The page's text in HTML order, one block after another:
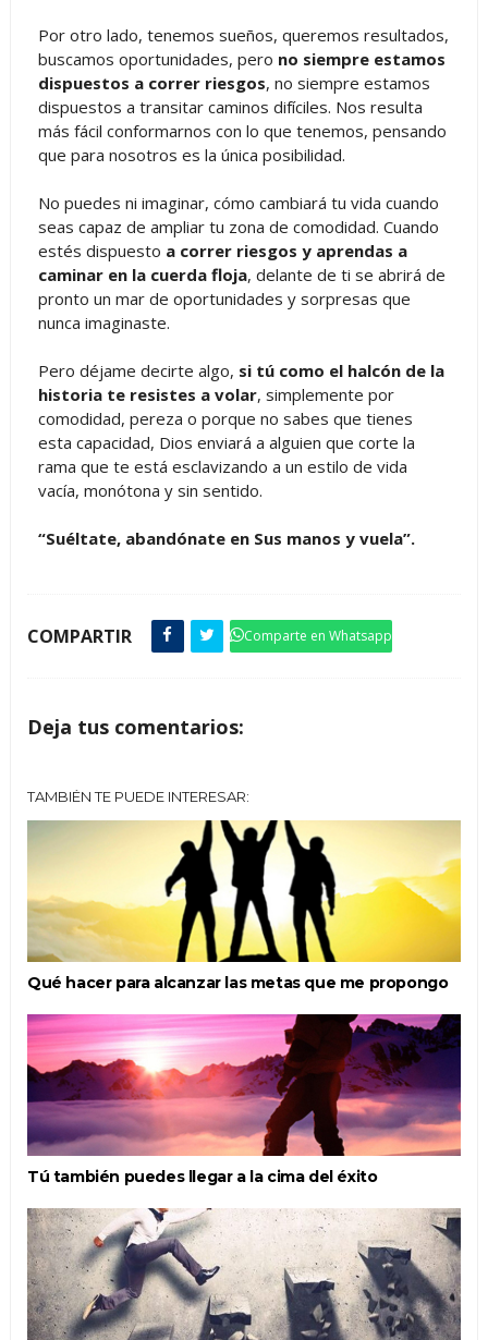
Por otro lado, tenemos sueños, queremos resultados,
buscamos oportunidades, pero no siempre estamos
dispuestos a correr riesgos, no siempre estamos
dispuestos a transitar caminos difíciles. Nos resulta
más fácil conformarnos con lo que tenemos, pensando
que para nosotros es la única posibilidad.
No puedes ni imaginar, cómo cambiará tu vida cuando
seas capaz de ampliar tu zona de comodidad. Cuando
estés dispuesto a correr riesgos y aprendas a
caminar en la cuerda floja, delante de ti se abrirá de
pronto un mar de oportunidades y sorpresas que
nunca imaginaste.
Pero déjame decirte algo, si tú como el halcón de la
historia te resistes a volar, simplemente por
comodidad, pereza o porque no sabes que tienes
esta capacidad, Dios enviará a alguien que corte la
rama que te está esclavizando a un estilo de vida
vacía, monótona y sin sentido.
“Suéltate, abandónate en Sus manos y vuela”.
COMPARTIR Comparte en Whatsapp
Deja tus comentarios:
TAMBIÉN TE PUEDE INTERESAR:
Qué hacer para alcanzar las metas que me propongo
Tú también puedes llegar a la cima del éxito